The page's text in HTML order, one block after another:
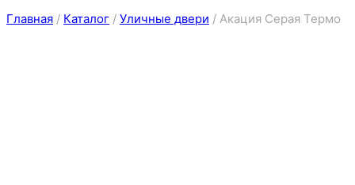
Главная / Каталог / Уличные двери / Акация Серая Термо